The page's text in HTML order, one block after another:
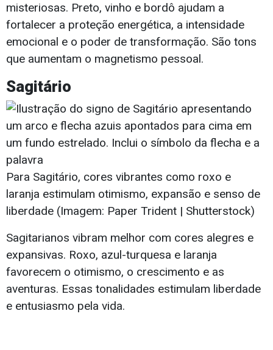
misteriosas. Preto, vinho e bordô ajudam a
fortalecer a proteção energética, a intensidade
emocional e o poder de transformação. São tons
que aumentam o magnetismo pessoal.
Sagitário
Para Sagitário, cores vibrantes como roxo e
laranja estimulam otimismo, expansão e senso de
liberdade (Imagem: Paper Trident | Shutterstock)
Sagitarianos vibram melhor com cores alegres e
expansivas. Roxo, azul-turquesa e laranja
favorecem o otimismo, o crescimento e as
aventuras. Essas tonalidades estimulam liberdade
e entusiasmo pela vida.